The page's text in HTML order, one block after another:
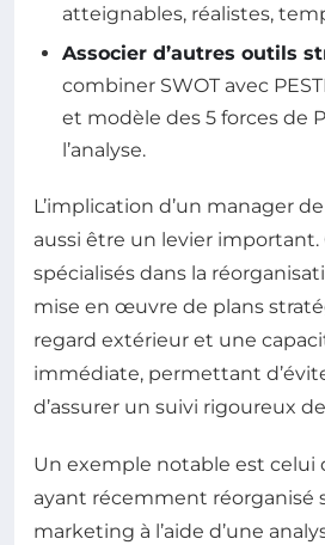
atteignables, réalistes,
Associer d’autres outils
combiner SWOT avec
et modèle des 5 forces de
l’analyse.
L’implication d’un manager
aussi être un levier important.
spécialisés dans la
mise en œuvre de plans
regard extérieur et une
immédiate, permettant
d’assurer un suivi rigoureux
Un exemple notable est celui
ayant récemment réorganisé
marketing à l’aide d’une